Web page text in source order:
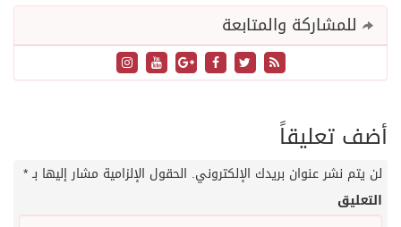
للمشاركة والمتابعة
أضف تعليقاً
لن يتم نشر عنوان بريدك الإلكتروني. الحقول الإلزامية مشار إليها بـ*
التعليق